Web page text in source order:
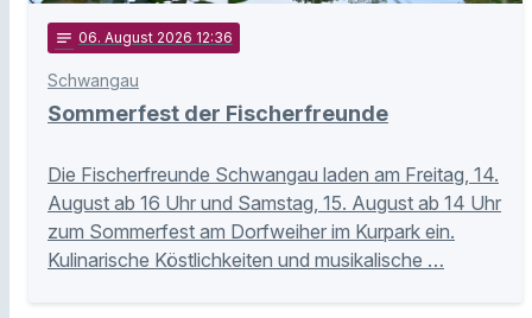
notes 06. August 2026 12:36
Schwangau
Sommerfest der Fischerfreunde
Die Fischerfreunde Schwangau laden am Freitag, 14.
August ab 16 Uhr und Samstag, 15. August ab 14 Uhr
zum Sommerfest am Dorfweiher im Kurpark ein.
Kulinarische Köstlichkeiten und musikalische …